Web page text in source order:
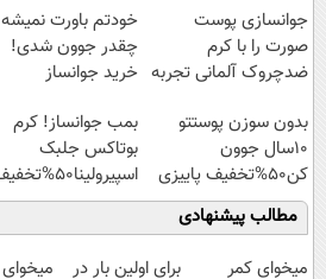
جوانسازی پوست
صورت را با کرم
ضدچروک آلمانی تجربه
خودتم باورت نمیشه
چقدر جوون شدی!
خرید جوانساز
ویژه
بدون سوزن پوستتو
10سال جوون
کن50%تخفیف پاییزی
بمب جوانساز! کرم
بوتاکس جلبک
اسپیرولینا50%تخفیف
مطالب پیشنهادی
میخوای کمر
برای اولین بار در
میخوای